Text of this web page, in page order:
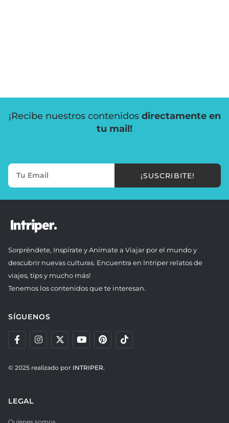
¡Recibe nuestros contenidos directamente en
tu mail!
¡SUSCRIBITE!
Sorpréndete, Inspírate y Anímate a Viajar por el mundo y
descubrir nuevas culturas. Encuentra en Intriper relatos de
viajes, tips y mucho más!
Tenemos los contenidos que te interesan.
SÍGUENOS
© 2025 realizado por INTRIPER.
LEGAL